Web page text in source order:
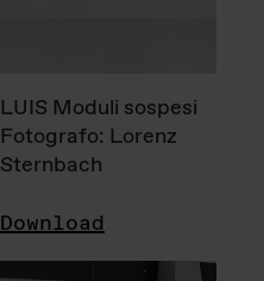
LUIS Moduli sospesi
Fotografo: Lorenz
Sternbach
Download